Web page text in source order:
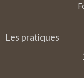
Les pratiques